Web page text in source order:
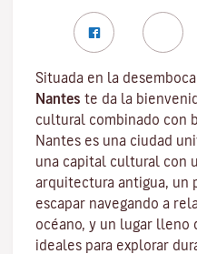
Situada en la
Nantes te da la
cultural combinado con
Nantes es una ciudad
una capital cultural con
arquitectura antigua, un
escapar navegando a
océano, y un lugar lleno
ideales para explorar